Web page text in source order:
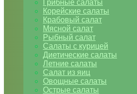
Грибные салаты
Корейские салаты
Крабовый салат
Мясной салат
Рыбный салат
Салаты с курицей
Диетические салаты
Летние салаты
Салат из яиц
Овощные салаты
Острые салаты